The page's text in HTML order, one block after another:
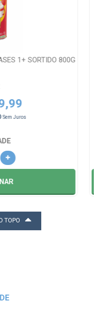
COM 30 COMPRIMIDOS
169,99
TOPO